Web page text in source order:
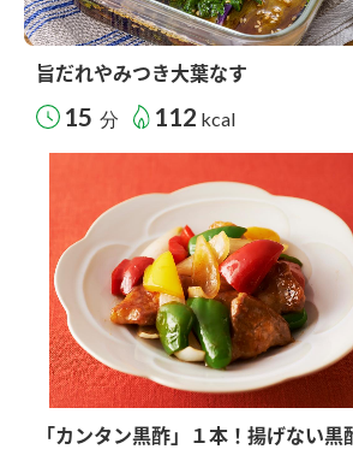
旨だれやみつき大葉なす
15 分 112 kcal
「カンタン黒酢」１本！揚げない黒